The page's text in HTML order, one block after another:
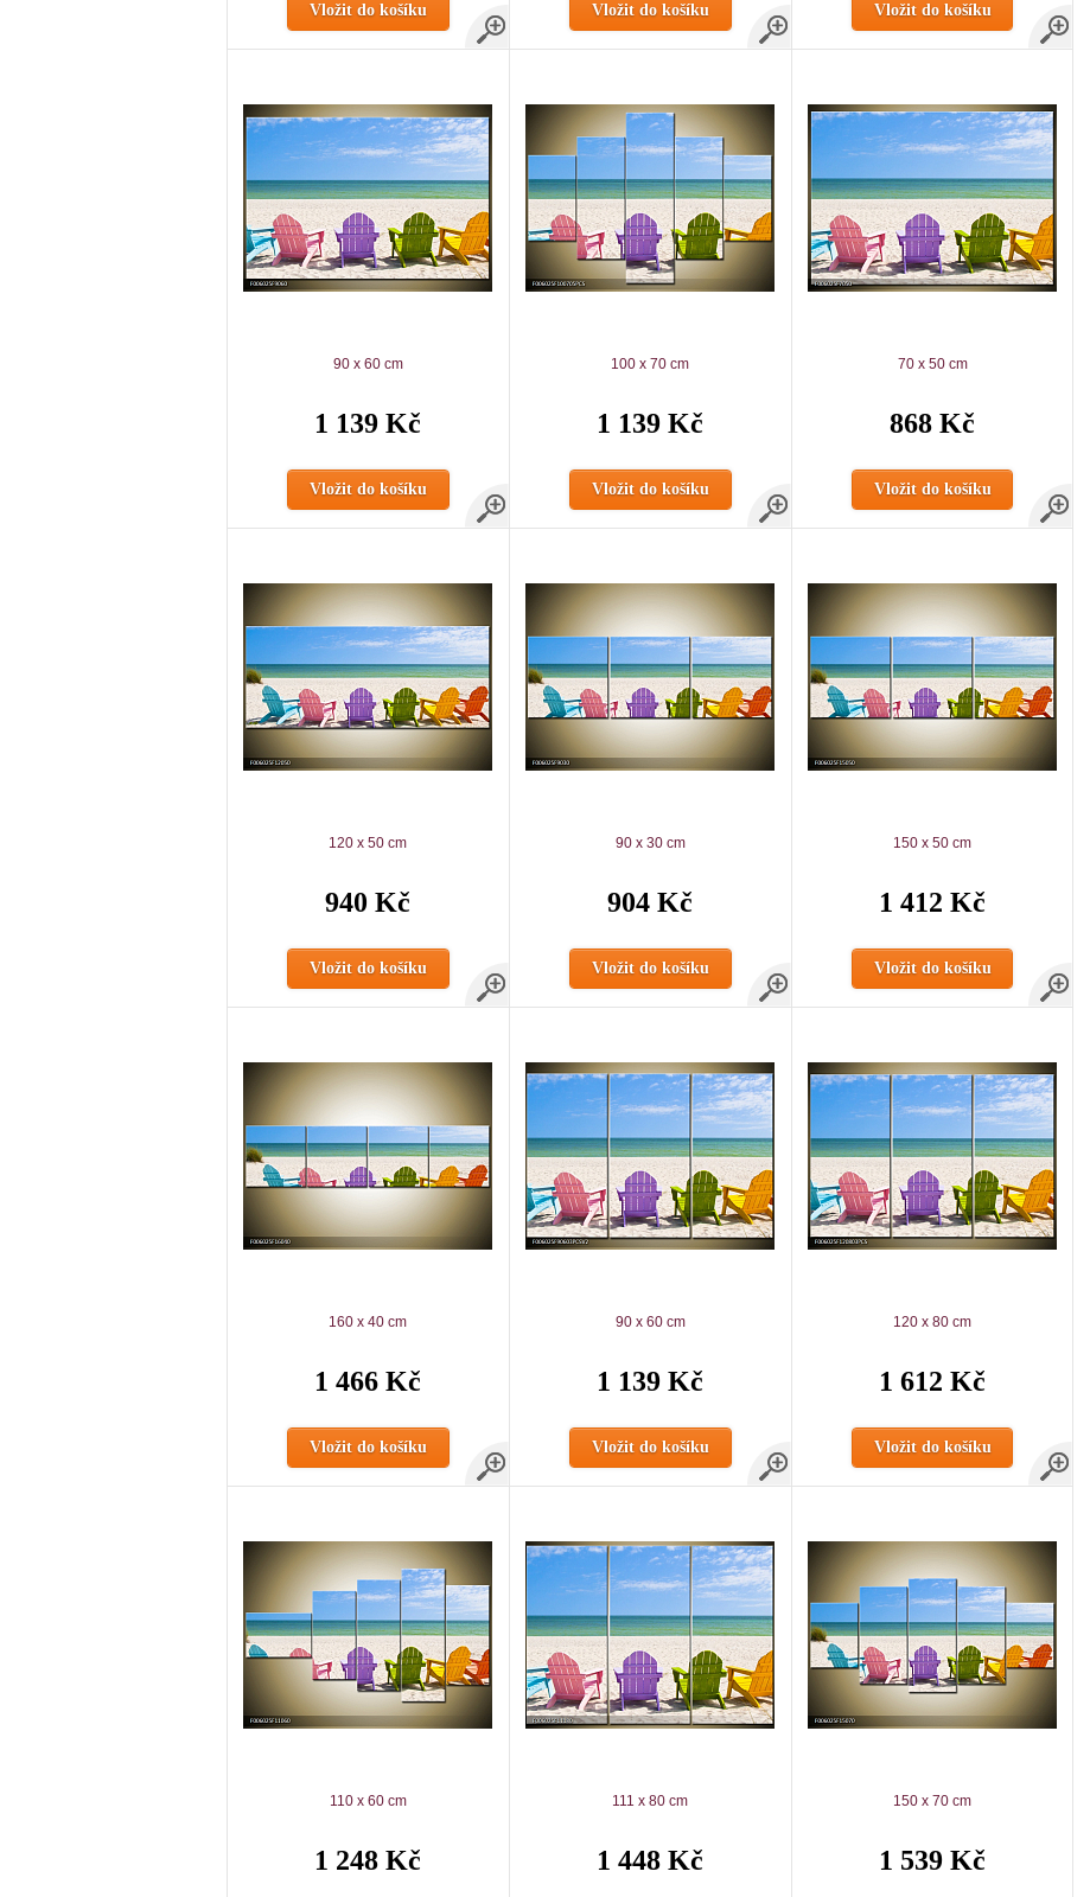
Vložit do košíku Vložit do košíku Vložit do košíku
90 x 60 cm
1 139 Kč
Vložit do košíku
100 x 70 cm
1 139 Kč
Vložit do košíku
70 x 50 cm
868 Kč
Vložit do košíku
120 x 50 cm
940 Kč
Vložit do košíku
90 x 30 cm
904 Kč
Vložit do košíku
150 x 50 cm
1 412 Kč
Vložit do košíku
160 x 40 cm
1 466 Kč
Vložit do košíku
90 x 60 cm
1 139 Kč
Vložit do košíku
120 x 80 cm
1 612 Kč
Vložit do košíku
110 x 60 cm
1 248 Kč
111 x 80 cm
1 448 Kč
150 x 70 cm
1 539 Kč